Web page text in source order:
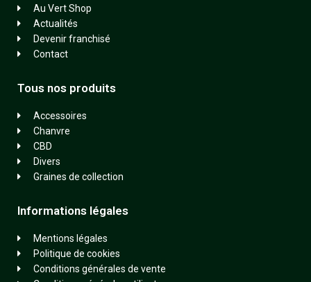
Au Vert Shop
Actualités
Devenir franchisé
Contact
Tous nos produits
Accessoires
Chanvre
CBD
Divers
Graines de collection
Informations légales
Mentions légales
Politique de cookies
Conditions générales de vente